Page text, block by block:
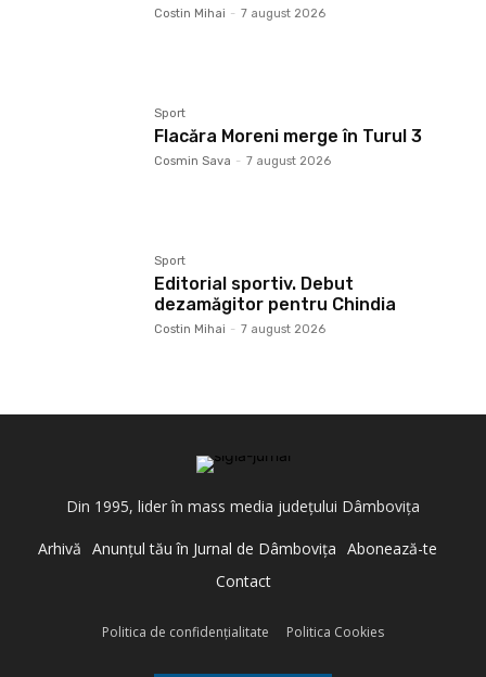
Costin Mihai - 7 august 2026
Sport
Flacăra Moreni merge în Turul 3
Cosmin Sava - 7 august 2026
Sport
Editorial sportiv. Debut
dezamăgitor pentru Chindia
Costin Mihai - 7 august 2026
Din 1995, lider în mass media judeţului Dâmboviţa
Arhivă Anunţul tău în Jurnal de Dâmboviţa Abonează-te
Contact
Politica de confidenţialitate Politica Cookies